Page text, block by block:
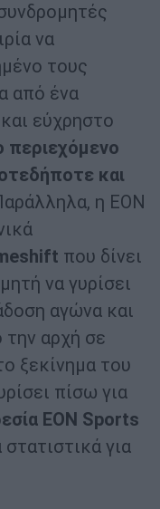
να
τους
από ένα
εύχρηστο
περιεχόμενο
και
η ΕΟΝ
που δίνει
να γυρίσει
αγώνα και
αρχή σε
ξεκίνημα του
πίσω για
EON Sports
για